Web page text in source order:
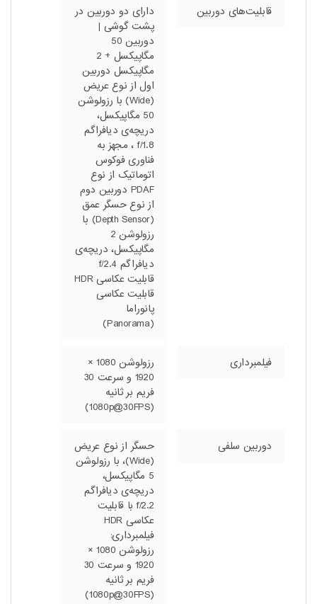
قابلیت‌های دوربین
دارای دو دوربین در
پشت گوشی |
دوربین 50
مگاپیکسل + 2
مگاپیکسل دوربین
اول از نوع عریض
(Wide) با رزولوشن
50 مگاپیکسل،
دریچه‌ی دیافراگم
f/1.8 ، مجهز به
فناوری فوکوس
اتوماتیک از نوع
PDAF دوربین دوم
از نوع حسگر عمق
(Depth Sensor) با
رزولوشن 2
مگاپیکسل، دریچه‌ی
دیافراگم f/2.4
قابلیت عکاسی HDR
قابلیت عکاسی
پانوراما
(Panorama)
فیلمبرداری
رزولوشن 1080 ×
1920 و سرعت 30
فریم بر ثانیه
(1080p@30FPS)
دوربین سلفی
حسگر از نوع عریض
(Wide)، با رزولوشن
5 مگاپیکسل،
دریچه‌ی دیافراگم
f/2.2 با قابلیت
عکاسی HDR
فیلمبرداری:
رزولوشن 1080 ×
1920 و سرعت 30
فریم بر ثانیه
(1080p@30FPS)